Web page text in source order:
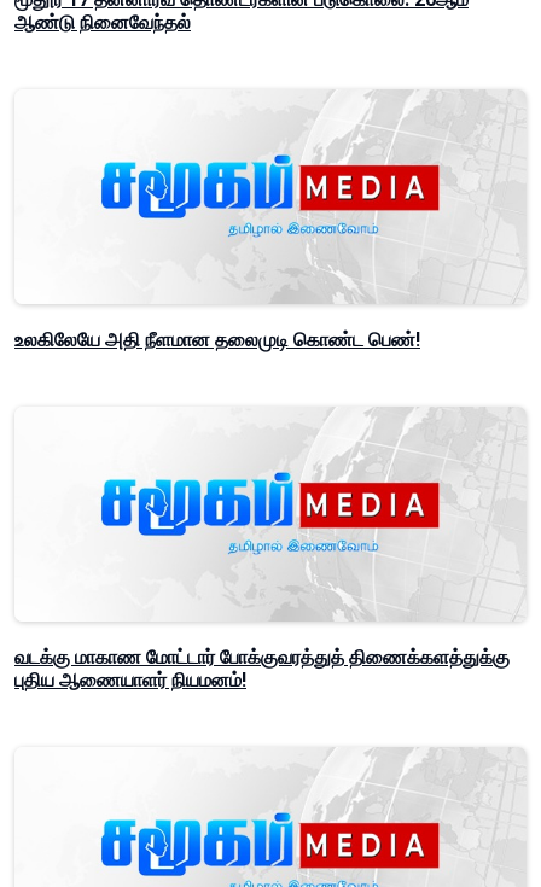
ஆண்டு நினைவேந்தல்
உலகிலேயே அதி நீளமான தலைமுடி கொண்ட பெண்!
வடக்கு மாகாண மோட்டார் போக்குவரத்துத் திணைக்களத்துக்கு
புதிய ஆணையாளர் நியமனம்!